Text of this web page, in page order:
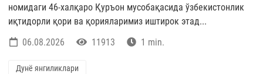
номидаги 46-халқаро Қуръон мусобақасида ўзбекистонлик
иқтидорли қори ва қорияларимиз иштирок этад...
06.08.2026
11913 1 min.
Дунё янгиликлари